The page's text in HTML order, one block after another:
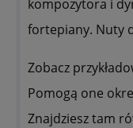
kompozytora i
fortepiany. Nuty
Zobacz
Pomogą one
Znajdziesz tam